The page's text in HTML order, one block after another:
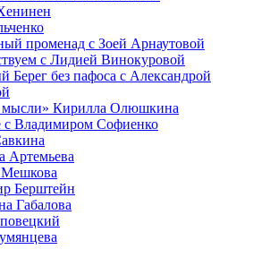
променад с Зоей Арнаутовой
с Лидией Винокуровой
Берег без пафоса с Александрой
мысли» Кирилла Олюшкина
с Владимиром Софиенко
Артемьева
Мешкова
Берштейн
Габалова